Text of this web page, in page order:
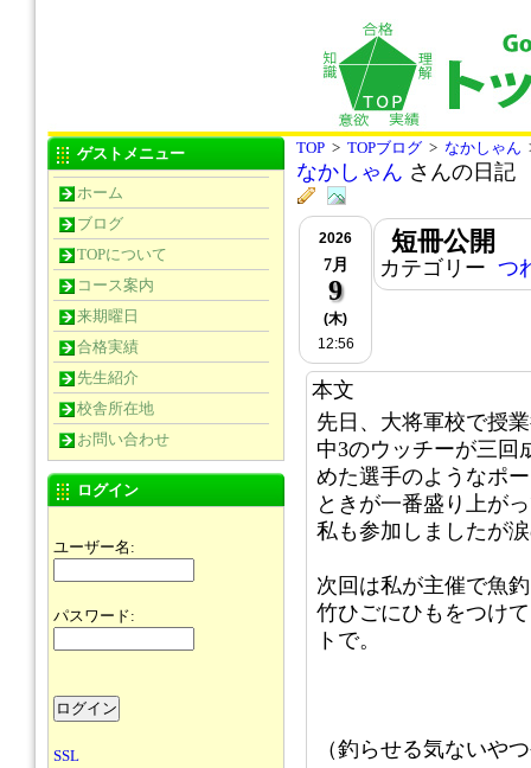
ゲストメニュー
ホーム
ブログ
TOPについて
コース案内
来期曜日
合格実績
先生紹介
校舎所在地
お問い合わせ
ログイン
ユーザー名:
パスワード:
SSL
TOP > TOPブログ > なかしゃん
なかしゃん さんの日記
2026
7月
9
(木)
12:56
短冊公開
カテゴリー つ
本文
先日、大将軍校で授
中3のウッチーが三回
めた選手のようなポ
ときが一番盛り上が
私も参加しましたが
次回は私が主催で魚
竹ひごにひもをつけ
トで。
（釣らせる気ないや